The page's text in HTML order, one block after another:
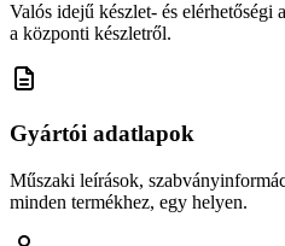
Valós idejű készlet- és elérhetőségi
a központi készletről.
Gyártói adatlapok
Műszaki leírások,
minden termékhez, egy helyen.